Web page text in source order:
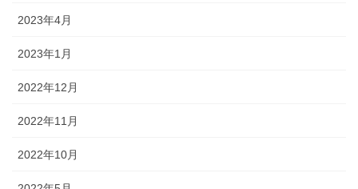
2023年4月
2023年1月
2022年12月
2022年11月
2022年10月